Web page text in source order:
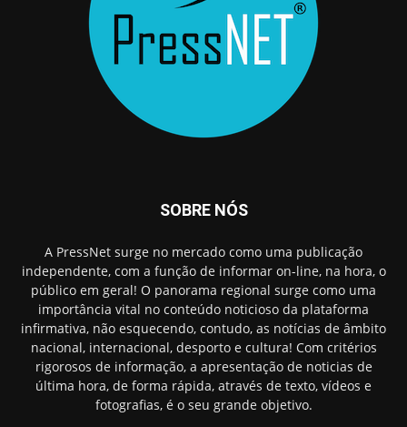
SOBRE NÓS
A PressNet surge no mercado como uma publicação
independente, com a função de informar on-line, na hora, o
público em geral! O panorama regional surge como uma
importância vital no conteúdo noticioso da plataforma
infirmativa, não esquecendo, contudo, as notícias de âmbito
nacional, internacional, desporto e cultura! Com critérios
rigorosos de informação, a apresentação de noticias de
última hora, de forma rápida, através de texto, vídeos e
fotografias, é o seu grande objetivo.